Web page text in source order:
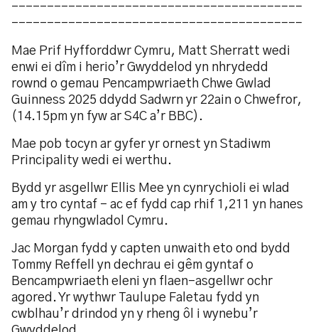
-----------------------------------------
-----------------------------------------
Mae Prif Hyfforddwr Cymru, Matt Sherratt wedi
enwi ei dîm i herio’r Gwyddelod yn nhrydedd
rownd o gemau Pencampwriaeth Chwe Gwlad
Guinness 2025 ddydd Sadwrn yr 22ain o Chwefror,
(14.15pm yn fyw ar S4C a’r BBC).
Mae pob tocyn ar gyfer yr ornest yn Stadiwm
Principality wedi ei werthu.
Bydd yr asgellwr Ellis Mee yn cynrychioli ei wlad
am y tro cyntaf – ac ef fydd cap rhif 1,211 yn hanes
gemau rhyngwladol Cymru.
Jac Morgan fydd y capten unwaith eto ond bydd
Tommy Reffell yn dechrau ei gêm gyntaf o
Bencampwriaeth eleni yn flaen-asgellwr ochr
agored. Yr wythwr Taulupe Faletau fydd yn
cwblhau’r drindod yn y rheng ôl i wynebu’r